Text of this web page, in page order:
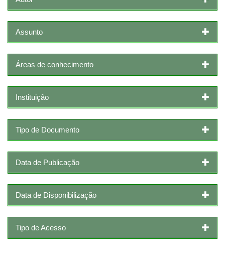
Assunto
Áreas de conhecimento
Instituição
Tipo de Documento
Data de Publicação
Data de Disponibilização
Tipo de Acesso